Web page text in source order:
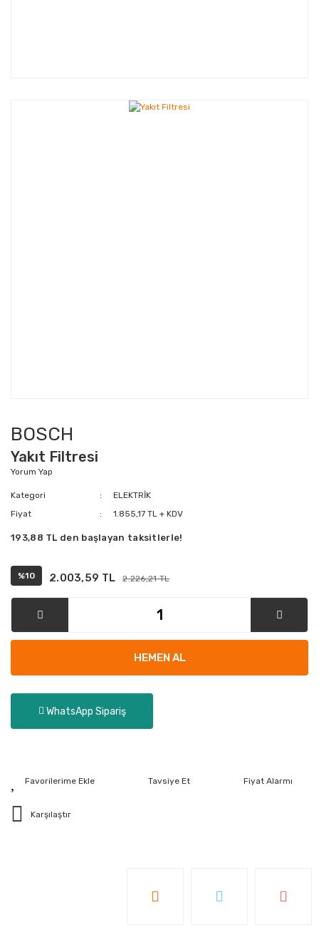
BOSCH
Yakıt Filtresi
Yorum Yap
Kategori
ELEKTRİK
Fiyat
1.855,17 TL + KDV
193,88 TL den başlayan taksitlerle!
%10 2.003,59 TL 2.226,21 TL
HEMEN AL
WhatsApp Sipariş
Tavsiye Et Fiyat Alarmı
Karşılaştır